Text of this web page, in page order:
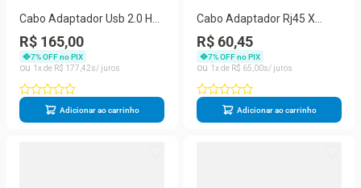
Cabo Adaptador Usb 2.0 Hd
Conversor P/ Ide Sata Fonte
R$ 165,00
7% OFF no PIX
1
R$ 177 42
Adicionar ao carrinho
Cabo Adaptador Rj45 X
Rs232
R$ 60,45
7% OFF no PIX
1
R$ 65 00
Adicionar ao carrinho